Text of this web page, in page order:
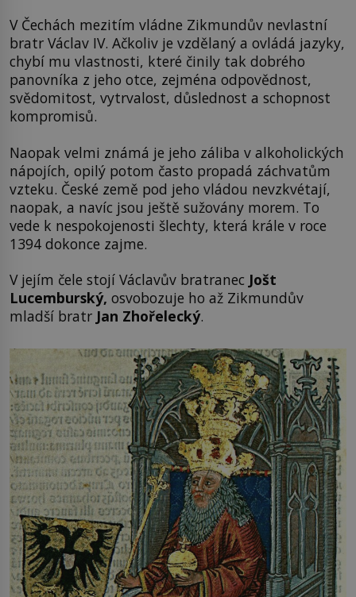
V Čechách mezitím vládne Zikmundův nevlastní
bratr Václav IV. Ačkoliv je vzdělaný a ovládá jazyky,
chybí mu vlastnosti, které činily tak dobrého
panovníka z jeho otce, zejména odpovědnost,
svědomitost, vytrvalost, důslednost a schopnost
kompromisů.
Naopak velmi známá je jeho záliba v alkoholických
nápojích, opilý potom často propadá záchvatům
vzteku. České země pod jeho vládou nevzkvétají,
naopak, a navíc jsou ještě sužovány morem. To
vede k nespokojenosti šlechty, která krále v roce
1394 dokonce zajme.
V jejím čele stojí Václavův bratranec Jošt
Lucemburský, osvobozuje ho až Zikmundův
mladší bratr Jan Zhořelecký.